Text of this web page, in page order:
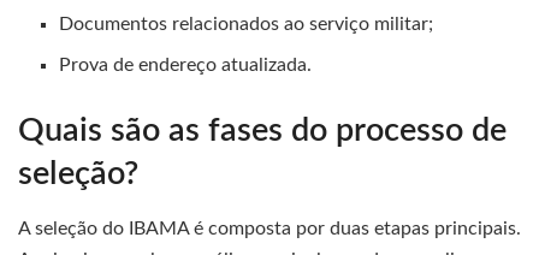
Documentos relacionados ao serviço militar;
Prova de endereço atualizada.
Quais são as fases do processo de
seleção?
A seleção do IBAMA é composta por duas etapas principais.